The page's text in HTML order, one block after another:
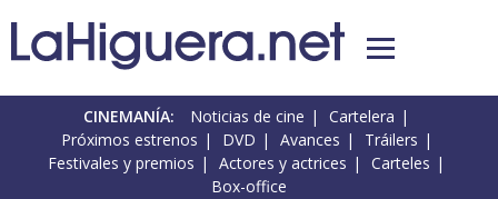
CINEMANÍA: Noticias de cine
Cartelera
Próximos estrenos
DVD Avances
Tráilers
Festivales y premios
Actores y actrices
Carteles
Box-office